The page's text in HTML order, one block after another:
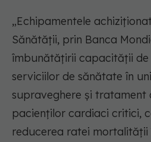
„Echipamentele
Sănătății, prin Banca
îmbunătățirii capacității
serviciilor de sănătate în
supraveghere și tratament
pacienților cardiaci critici,
reducerea ratei mortalității